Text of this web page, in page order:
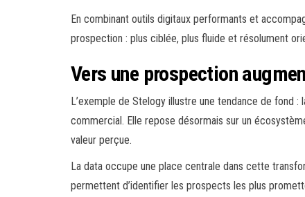
En combinant outils digitaux performants et
prospection : plus ciblée, plus fluide et résolument
Vers une prospection
L’exemple de Stelogy illustre une tendance de fond
commercial. Elle repose désormais sur un
valeur perçue.
La data occupe une place centrale dans cette
permettent d’identifier les prospects les plus